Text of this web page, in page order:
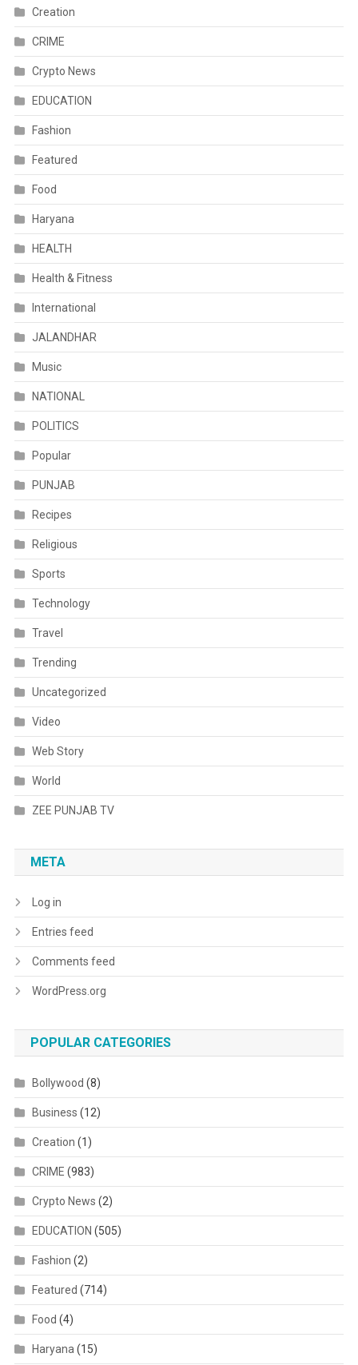
Creation
CRIME
Crypto News
EDUCATION
Fashion
Featured
Food
Haryana
HEALTH
Health & Fitness
International
JALANDHAR
Music
NATIONAL
POLITICS
Popular
PUNJAB
Recipes
Religious
Sports
Technology
Travel
Trending
Uncategorized
Video
Web Story
World
ZEE PUNJAB TV
META
Log in
Entries feed
Comments feed
WordPress.org
POPULAR CATEGORIES
Bollywood (8)
Business (12)
Creation (1)
CRIME (983)
Crypto News (2)
EDUCATION (505)
Fashion (2)
Featured (714)
Food (4)
Haryana (15)